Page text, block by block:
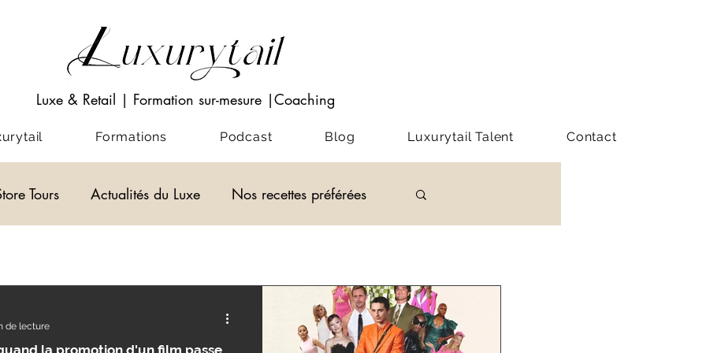
Luxe & Retail | Formation sur-mesure |Coaching
Formations Podcast Blog Luxurytail Talent Contact
Tours Actualités du Luxe Nos recettes préférées
WEB3 Actualités du Luxe actualité du luxe
la promotion d'un film passe
de lecture